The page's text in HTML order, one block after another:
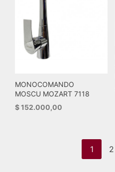
MONOCOMANDO
MOSCU MOZART 7118
$152.000,00
1 2